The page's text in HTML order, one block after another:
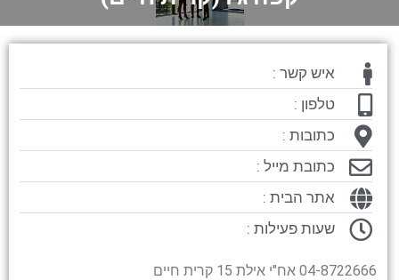
איש קשר :
טלפון :
כתובות :
כתובת מייל :
אתר הבית :
שעות פעילות :
04-8722666 אח"י אילת 15 קרית חיים